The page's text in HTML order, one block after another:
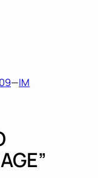
—IM